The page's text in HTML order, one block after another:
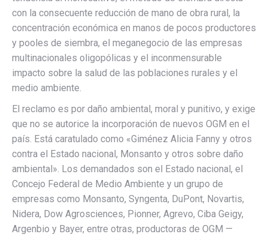
con la consecuente reducción de mano de obra rural, la
concentración económica en manos de pocos productores
y pooles de siembra, el meganegocio de las empresas
multinacionales oligopólicas y el inconmensurable
impacto sobre la salud de las poblaciones rurales y el
medio ambiente.
El reclamo es por daño ambiental, moral y punitivo, y exige
que no se autorice la incorporación de nuevos OGM en el
país. Está caratulado como «Giménez Alicia Fanny y otros
contra el Estado nacional, Monsanto y otros sobre daño
ambiental». Los demandados son el Estado nacional, el
Concejo Federal de Medio Ambiente y un grupo de
empresas como Monsanto, Syngenta, DuPont, Novartis,
Nidera, Dow Agrosciences, Pionner, Agrevo, Ciba Geigy,
Argenbio y Bayer, entre otras, productoras de OGM —